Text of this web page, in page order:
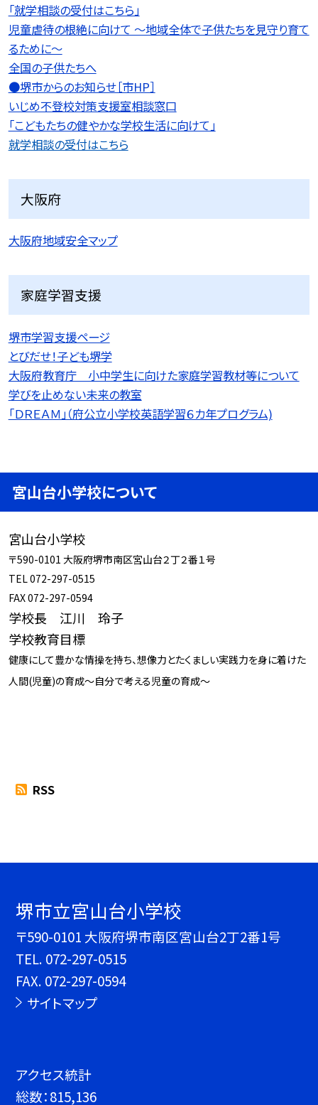
「就学相談の受付はこちら」
児童虐待の根絶に向けて 〜地域全体で子供たちを見守り育て
るために〜
全国の子供たちへ
●堺市からのお知らせ［市HP］
いじめ不登校対策支援室相談窓口
「こどもたちの健やかな学校生活に向けて」
就学相談の受付はこちら
大阪府
大阪府地域安全マップ
家庭学習支援
堺市学習支援ページ
とびだせ！子ども堺学
大阪府教育庁 小中学生に向けた家庭学習教材等について
学びを止めない未来の教室
「ＤＲＥＡＭ」（府公立小学校英語学習６カ年プログラム)
宮山台小学校について
宮山台小学校
〒590-0101 大阪府堺市南区宮山台２丁２番１号
TEL 072-297-0515
FAX 072-297-0594
学校長 江川 玲子
学校教育目標
健康にして豊かな情操を持ち、想像力とたくましい実践力を身に着けた
人間(児童)の育成～自分で考える児童の育成～
RSS
堺市立宮山台小学校
〒590-0101 大阪府堺市南区宮山台2丁2番1号
TEL. 072-297-0515
FAX. 072-297-0594
サイトマップ
アクセス統計
総数：815,136